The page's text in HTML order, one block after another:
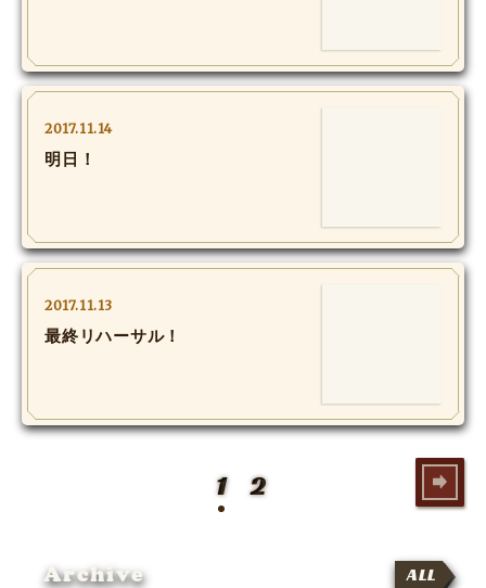
2017.11.14
明日！
2017.11.13
最終リハーサル！
1 2
Archive ALL